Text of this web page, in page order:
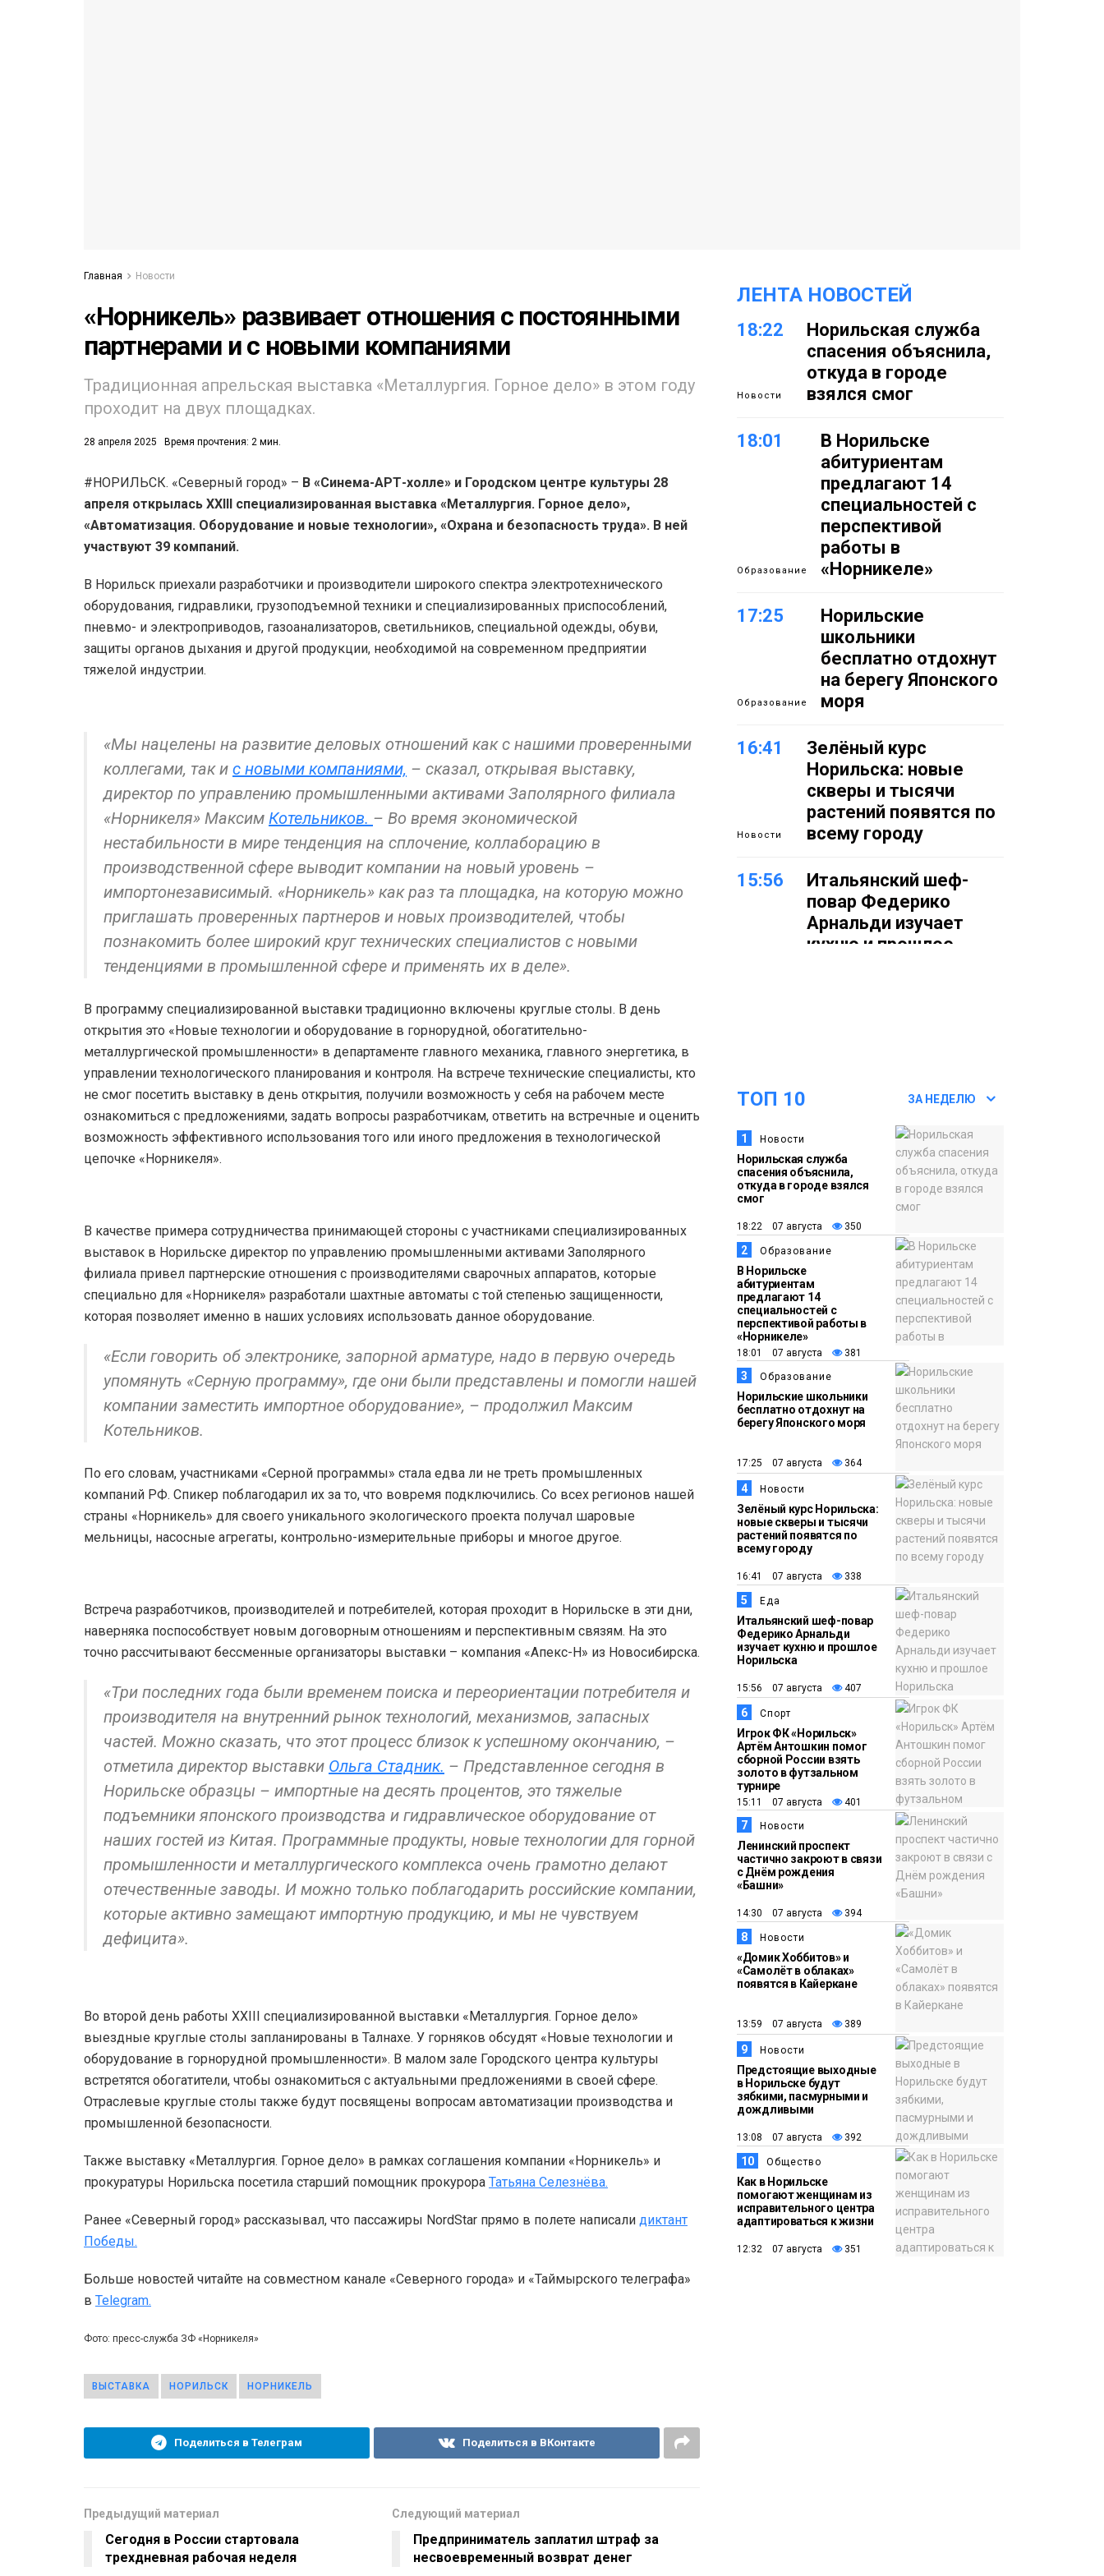
Главная Новости
«Норникель» развивает отношения с постоянными
партнерами и с новыми компаниями
Традиционная апрельская выставка «Металлургия. Горное дело» в этом году
проходит на двух площадках.
28 апреля 2025 Время прочтения: 2 мин.
#НОРИЛЬСК. «Северный город» – В «Синема-АРТ-холле» и Городском центре культуры 28
апреля открылась XXIII специализированная выставка «Металлургия. Горное дело»,
«Автоматизация. Оборудование и новые технологии», «Охрана и безопасность труда». В ней
участвуют 39 компаний.
В Норильск приехали разработчики и производители широкого спектра электротехнического
оборудования, гидравлики, грузоподъемной техники и специализированных приспособлений,
пневмо- и электроприводов, газоанализаторов, светильников, специальной одежды, обуви,
защиты органов дыхания и другой продукции, необходимой на современном предприятии
тяжелой индустрии.
«Мы нацелены на развитие деловых отношений как с нашими проверенными
коллегами, так и с новыми компаниями, – сказал, открывая выставку,
директор по управлению промышленными активами Заполярного филиала
«Норникеля» Максим Котельников. – Во время экономической
нестабильности в мире тенденция на сплочение, коллаборацию в
производственной сфере выводит компании на новый уровень –
импортонезависимый. «Норникель» как раз та площадка, на которую можно
приглашать проверенных партнеров и новых производителей, чтобы
познакомить более широкий круг технических специалистов с новыми
тенденциями в промышленной сфере и применять их в деле».
В программу специализированной выставки традиционно включены круглые столы. В день
открытия это «Новые технологии и оборудование в горнорудной, обогатительно-
металлургической промышленности» в департаменте главного механика, главного энергетика, в
управлении технологического планирования и контроля. На встрече технические специалисты, кто
не смог посетить выставку в день открытия, получили возможность у себя на рабочем месте
ознакомиться с предложениями, задать вопросы разработчикам, ответить на встречные и оценить
возможность эффективного использования того или иного предложения в технологической
цепочке «Норникеля».
В качестве примера сотрудничества принимающей стороны с участниками специализированных
выставок в Норильске директор по управлению промышленными активами Заполярного
филиала привел партнерские отношения с производителями сварочных аппаратов, которые
специально для «Норникеля» разработали шахтные автоматы с той степенью защищенности,
которая позволяет именно в наших условиях использовать данное оборудование.
«Если говорить об электронике, запорной арматуре, надо в первую очередь
упомянуть «Серную программу», где они были представлены и помогли нашей
компании заместить импортное оборудование», – продолжил Максим
Котельников.
По его словам, участниками «Серной программы» стала едва ли не треть промышленных
компаний РФ. Спикер поблагодарил их за то, что вовремя подключились. Со всех регионов нашей
страны «Норникель» для своего уникального экологического проекта получал шаровые
мельницы, насосные агрегаты, контрольно-измерительные приборы и многое другое.
Встреча разработчиков, производителей и потребителей, которая проходит в Норильске в эти дни,
наверняка поспособствует новым договорным отношениям и перспективным связям. На это
точно рассчитывают бессменные организаторы выставки – компания «Апекс-Н» из Новосибирска.
«Три последних года были временем поиска и переориентации потребителя и
производителя на внутренний рынок технологий, механизмов, запасных
частей. Можно сказать, что этот процесс близок к успешному окончанию, –
отметила директор выставки Ольга Стадник. – Представленное сегодня в
Норильске образцы – импортные на десять процентов, это тяжелые
подъемники японского производства и гидравлическое оборудование от
наших гостей из Китая. Программные продукты, новые технологии для горной
промышленности и металлургического комплекса очень грамотно делают
отечественные заводы. И можно только поблагодарить российские компании,
которые активно замещают импортную продукцию, и мы не чувствуем
дефицита».
Во второй день работы XXIII специализированной выставки «Металлургия. Горное дело»
выездные круглые столы запланированы в Талнахе. У горняков обсудят «Новые технологии и
оборудование в горнорудной промышленности». В малом зале Городского центра культуры
встретятся обогатители, чтобы ознакомиться с актуальными предложениями в своей сфере.
Отраслевые круглые столы также будут посвящены вопросам автоматизации производства и
промышленной безопасности.
Также выставку «Металлургия. Горное дело» в рамках соглашения компании «Норникель» и
прокуратуры Норильска посетила старший помощник прокурора Татьяна Селезнёва.
Ранее «Северный город» рассказывал, что пассажиры NordStar прямо в полете написали диктант
Победы.
Больше новостей читайте на совместном канале «Северного города» и «Таймырского телеграфа»
в Telegram.
Фото: пресс-служба ЗФ «Норникеля»
ВЫСТАВКА НОРИЛЬСК НОРНИКЕЛЬ
Поделиться в Телеграм Поделиться в ВКонтакте
Предыдущий материал
Сегодня в России стартовала
трехдневная рабочая неделя
Следующий материал
Предприниматель заплатил штраф за
несвоевременный возврат денег
ЛЕНТА НОВОСТЕЙ
18:22
Новости
Норильская служба
спасения объяснила,
откуда в городе
взялся смог
18:01
Образование
В Норильске
абитуриентам
предлагают 14
специальностей с
перспективой
работы в
«Норникеле»
17:25
Образование
Норильские
школьники
бесплатно отдохнут
на берегу Японского
моря
16:41
Новости
Зелёный курс
Норильска: новые
скверы и тысячи
растений появятся по
всему городу
15:56
Итальянский шеф-
повар Федерико
Арнальди изучает
кухню и прошлое
Спорт
футзальном турнире
14:30
Ленинский проспект
частично закроют в
связи с Днём
рождения «Башни»
13:59
Новости
«Домик Хоббитов» и
«Самолёт в облаках»
появятся в Кайеркане
13:08
Новости
Предстоящие
выходные в
Норильске будут
зябкими, пасмурными
и дождливыми
12:32
Общество
Как в Норильске
помогают женщинам
из исправительного
центра
адаптироваться к
жизни
ТОП 10 ЗА НЕДЕЛЮ
1 Новости
Норильская служба
спасения объяснила,
откуда в городе взялся
смог
18:22 07 августа 350
2 Образование
В Норильске
абитуриентам
предлагают 14
специальностей с
перспективой работы в
«Норникеле»
18:01 07 августа 381
3 Образование
Норильские школьники
бесплатно отдохнут на
берегу Японского моря
17:25 07 августа 364
4 Новости
Зелёный курс Норильска:
новые скверы и тысячи
растений появятся по
всему городу
16:41 07 августа 338
5 Еда
Итальянский шеф-повар
Федерико Арнальди
изучает кухню и прошлое
Норильска
15:56 07 августа 407
6 Спорт
Игрок ФК «Норильск»
Артём Антошкин помог
сборной России взять
золото в футзальном
турнире
15:11 07 августа 401
7 Новости
Ленинский проспект
частично закроют в связи
с Днём рождения
«Башни»
14:30 07 августа 394
8 Новости
«Домик Хоббитов» и
«Самолёт в облаках»
появятся в Кайеркане
13:59 07 августа 389
9 Новости
Предстоящие выходные
в Норильске будут
зябкими, пасмурными и
дождливыми
13:08 07 августа 392
10 Общество
Как в Норильске
помогают женщинам из
исправительного центра
адаптироваться к жизни
12:32 07 августа 351